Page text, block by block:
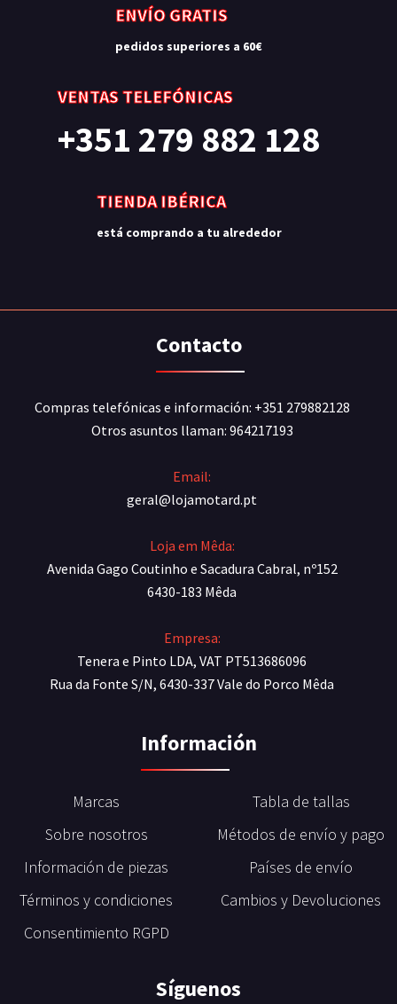
ENVÍO GRATIS
pedidos superiores a 60€
VENTAS TELEFÓNICAS
+351 279 882 128
TIENDA IBÉRICA
está comprando a tu alrededor
Contacto
Compras telefónicas e información: +351 279882128
Otros asuntos llaman: 964217193
Email:
geral@lojamotard.pt
Loja em Mêda:
Avenida Gago Coutinho e Sacadura Cabral, nº152
6430-183 Mêda
Empresa:
Tenera e Pinto LDA, VAT PT513686096
Rua da Fonte S/N, 6430-337 Vale do Porco Mêda
Información
Marcas
Sobre nosotros
Información de piezas
Términos y condiciones
Consentimiento RGPD
Tabla de tallas
Métodos de envío y pago
Países de envío
Cambios y Devoluciones
Síguenos